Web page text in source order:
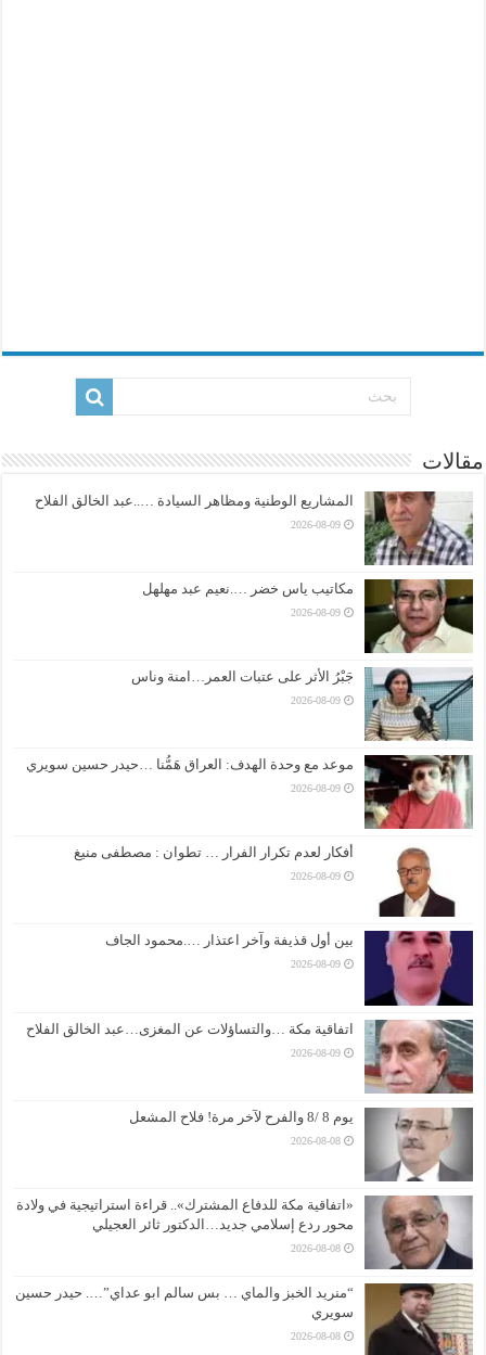
مقالات
المشاريع الوطنية ومظاهر السيادة …..عبد الخالق الفلاح
2026-08-09
مكاتيب ياس خضر ….نعيم عبد مهلهل
2026-08-09
جَبْرُ الأثر على عتبات العمر…امنة وناس
2026-08-09
موعد مع وحدة الهدف: العراق هَمُّنا …حيدر حسين سويري
2026-08-09
أفكار لعدم تكرار الفرار … تطوان : مصطفى منيغ
2026-08-09
بين أول قذيفة وآخر اعتذار ….محمود الجاف
2026-08-09
اتفاقية مكة …والتساؤلات عن المغزى…عبد الخالق الفلاح
2026-08-09
يوم 8 /8 والفرح لآخر مرة! فلاح المشعل
2026-08-08
«اتفاقية مكة للدفاع المشترك».. قراءة استراتيجية في ولادة
محور ردع إسلامي جديد…الدكتور ثائر العجيلي
2026-08-08
“منريد الخبز والماي … بس سالم ابو عداي”…. حيدر حسين
سويري
2026-08-08